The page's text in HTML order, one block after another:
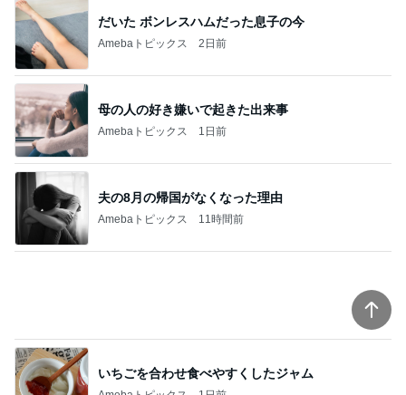
だいた ボンレスハムだった息子の今
Amebaトピックス 2日前
母の人の好き嫌いで起きた出来事
Amebaトピックス 1日前
夫の8月の帰国がなくなった理由
Amebaトピックス 11時間前
いちごを合わせ食べやすくしたジャム